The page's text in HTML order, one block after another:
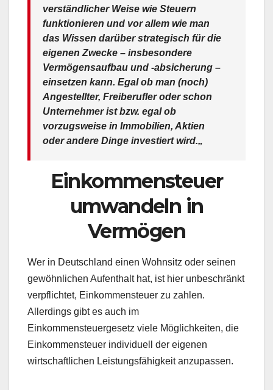
verständlicher Weise wie Steuern
funktionieren und vor allem wie man
das Wissen darüber strategisch für die
eigenen Zwecke – insbesondere
Vermögensaufbau und -absicherung –
einsetzen kann. Egal ob man (noch)
Angestellter, Freiberufler oder schon
Unternehmer ist bzw. egal ob
vorzugsweise in Immobilien, Aktien
oder andere Dinge investiert wird.„
Einkommensteuer
umwandeln in
Vermögen
Wer in Deutschland einen Wohnsitz oder seinen
gewöhnlichen Aufenthalt hat, ist hier unbeschränkt
verpflichtet, Einkommensteuer zu zahlen.
Allerdings gibt es auch im
Einkommensteuergesetz viele Möglichkeiten, die
Einkommensteuer individuell der eigenen
wirtschaftlichen Leistungsfähigkeit anzupassen.